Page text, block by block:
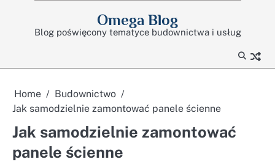
Omega Blog
Blog poświęcony tematyce budownictwa i usług
Home
Budownictwo
Jak samodzielnie zamontować panele ścienne
Jak samodzielnie zamontować
panele ścienne